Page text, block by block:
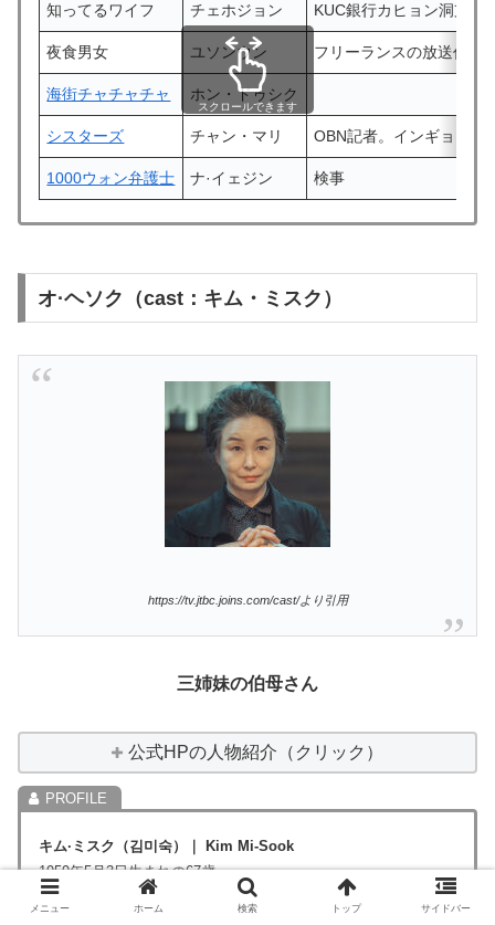
知ってるワイフ チェホジョン KUC銀行カヒョン洞支店
夜食男女 ユソンウン フリーランスの放送作家
海街チャチャチャ ホン・ドゥシク
シスターズ チャン・マリ OBN記者。インギョンの
1000ウォン弁護士 ナ·イェジン 検事
スクロールできます
オ·ヘソク（cast：キム・ミスク）
https://tv.jtbc.joins.com/cast/より引用
三姉妹の伯母さん
公式HPの人物紹介（クリック）
キム·ミスク （김미숙）
Kim Mi-Sook
1959年5月3日生まれの67歳
引用元：
namuwiki
メニュー ホーム 検索 トップ サイドバー